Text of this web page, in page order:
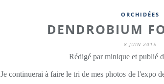
ORCHIDÉES
DENDROBIUM
8 JUIN 2015
Rédigé par minique et publié
Je continuerai à faire le tri de mes photos de l'expo